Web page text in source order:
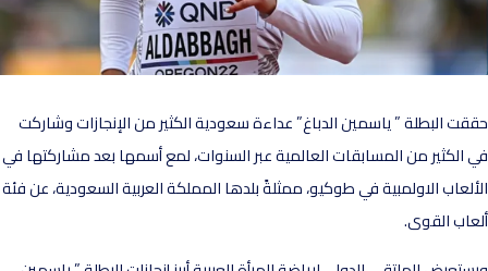
البطلة ” ياسمين الدباغ” عداءة سعودية الكثير من الإنجازات وشاركت
الكثير من المسابقات العالمية عبر السنوات، لمع أسمها بعد مشاركتها في
الاولمبية في طوكيو، ممثلةً بلدها المملكة العربية السعودية، عن فئة
القوى.